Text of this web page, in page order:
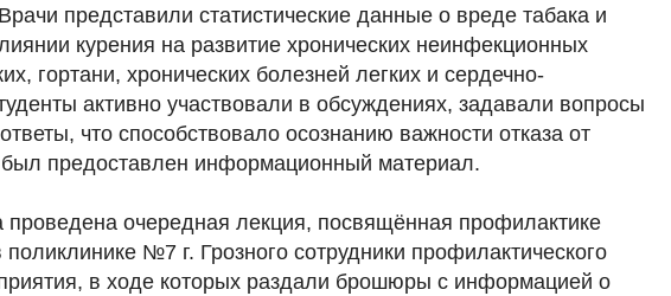
представили статистические данные о вреде табака и
курения на развитие хронических неинфекционных
гортани, хронических болезней легких и сердечно-
активно участвовали в обсуждениях, задавали вопросы
что способствовало осознанию важности отказа от
был предоставлен информационный материал.
очередная лекция, посвящённая профилактике
№7 г. Грозного сотрудники профилактического
в ходе которых раздали брошюры с информацией о